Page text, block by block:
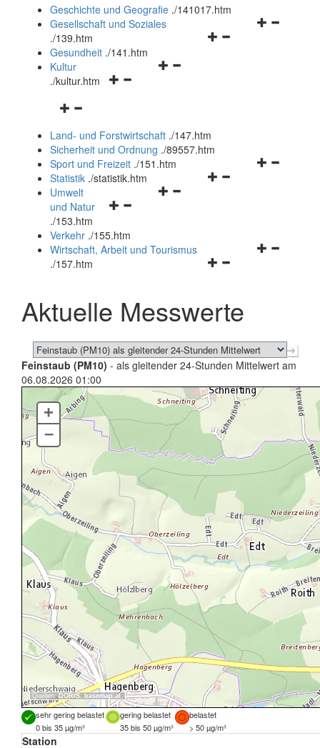
und
schließen
Geschichte und Geografie ./141017.htm
Navigationsmenü
Gesellschaft und Soziales
./139.htm
Navigationsmenü
Gesundheit ./141.htm
Navigationsmenü
Kultur
./kultur.htm
Navigationsmenü
und
schließen
Land- und Forstwirtschaft ./147.htm
Sicherheit und Ordnung ./89557.htm
Navigationsmenü
Sport und Freizeit ./151.htm
Navigationsmenü
Statistik ./statistik.htm
Navigationsmenü
und
schließen
Umwelt
und Natur
./153.htm
Verkehr ./155.htm
Navigationsmenü
schließen
Wirtschaft, Arbeit und Tourismus
./157.htm
Aktuelle Messwerte
Feinstaub (PM10) - als gleitender 24-Stunden Mittelwert am
06.08.2026 01:00
Quellen: DORIS,basemap.at
+
–
sehr gering belastet gering belastet
belastet
0 bis 35 µg/m³
35 bis 50 µg/m³ > 50 µg/m³
Station